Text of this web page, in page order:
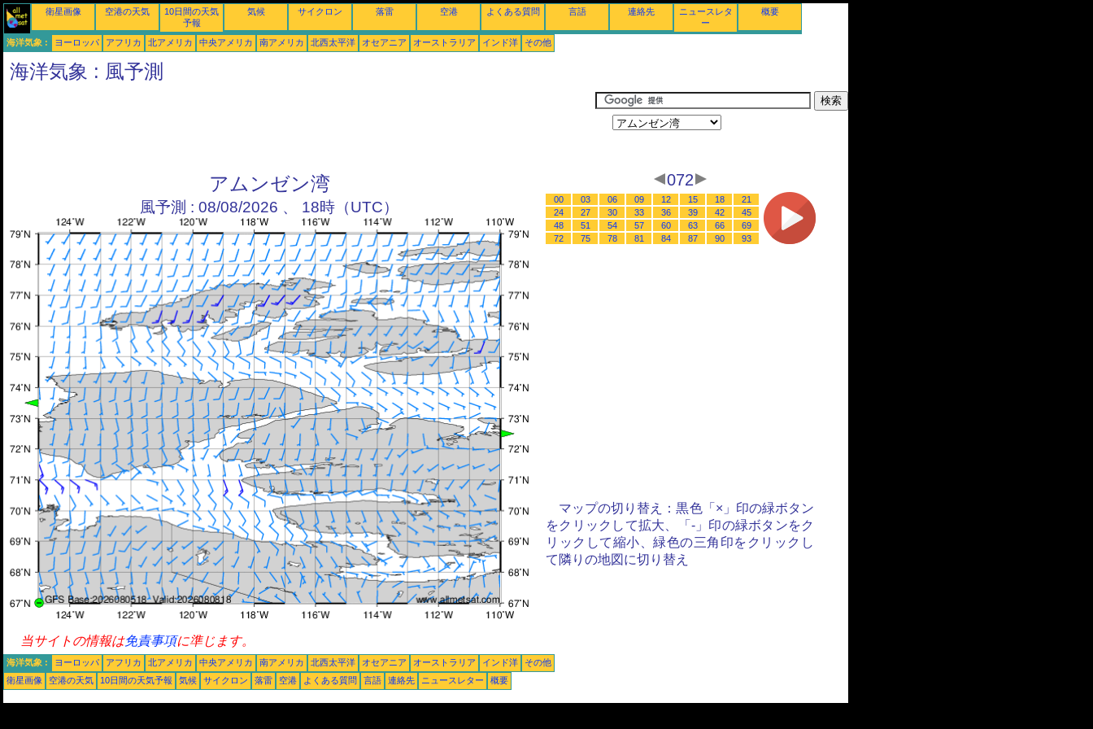
衛星画像 空港の天気
10日間の天気
予報
気候 サイクロン 落雷 空港 よくある質問 言語 連絡先
ニュースレタ
ー
概要
海洋気象 : ヨーロッパ アフリカ 北アメリカ 中央アメリカ 南アメリカ 北西太平洋 オセアニア オーストラリア インド洋 その他
海洋気象 : 風予測
アムンゼン湾
風予測 : 08/08/2026 、 18時（UTC）
072
00 03 06 09 12 15 18
21
24
27 30 33 36 39 42
45
48
51 54 57 60 63 66
69
72
75 78 81 84 87 90 93
マップの切り替え：黒色「×」印の緑ボタン
をクリックして拡大、「-」印の緑ボタンをク
リックして縮小、緑色の三角印をクリックし
て隣りの地図に切り替え
当サイトの情報は免責事項に準じます。
海洋気象 : ヨーロッパ アフリカ 北アメリカ 中央アメリカ 南アメリカ 北西太平洋 オセアニア オーストラリア インド洋
その他
衛星画像
空港の天気 10日間の天気予報 気候 サイクロン 落雷 空港 よくある質問 言語 連絡先 ニュースレター 概要